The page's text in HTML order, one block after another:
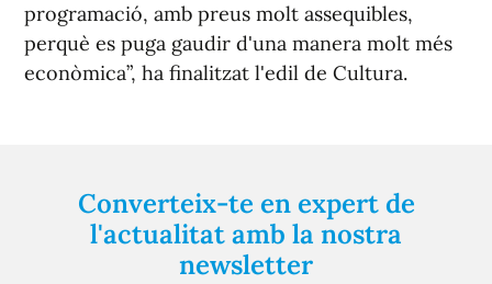
programació, amb preus molt assequibles,
perquè es puga gaudir d'una manera molt més
econòmica”, ha finalitzat l'edil de Cultura.
Converteix-te en expert de
l'actualitat amb la nostra
newsletter